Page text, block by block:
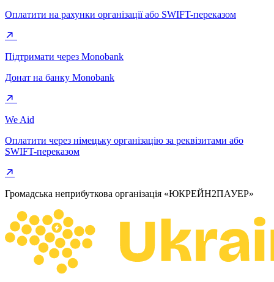
Оплатити на рахунки організації або SWIFT-переказом
Підтримати через Monobank
Донат на банку Monobank
We Aid
Оплатити через німецьку організацію за реквізитами або
SWIFT-переказом
Громадська неприбуткова організація «ЮКРЕЙН2ПАУЕР»